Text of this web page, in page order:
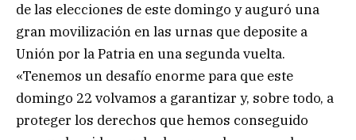
de las elecciones de este domingo y auguró una
gran movilización en las urnas que deposite a
Unión por la Patria en una segunda vuelta.
«Tenemos un desafío enorme para que este
domingo 22 volvamos a garantizar y, sobre todo, a
proteger los derechos que hemos conseguido